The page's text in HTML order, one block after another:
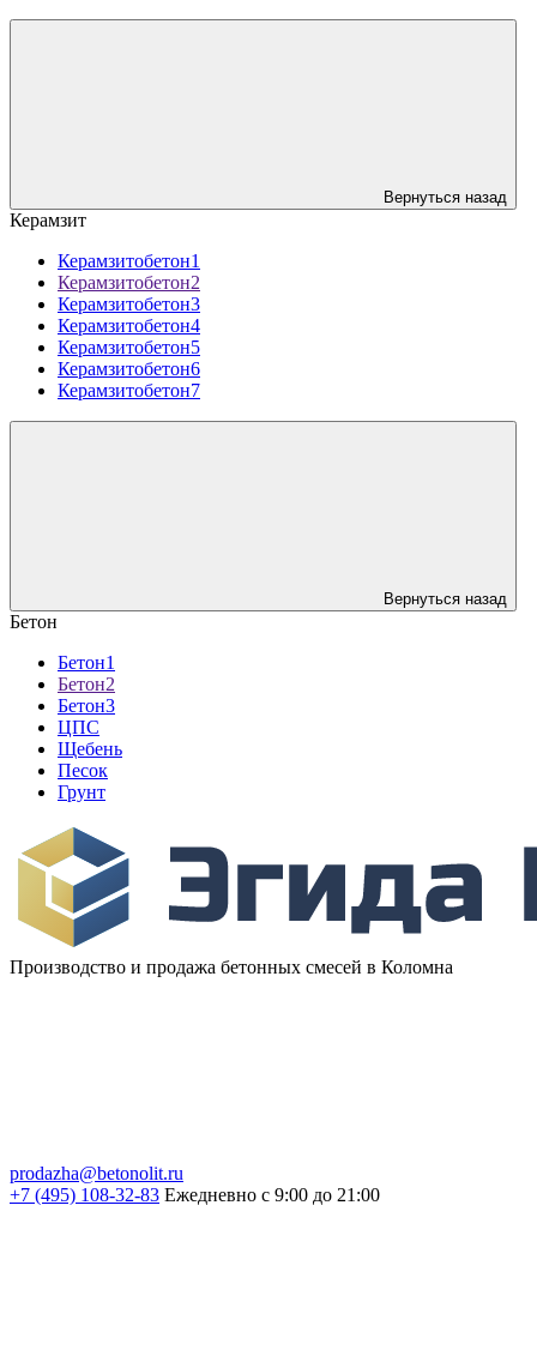
Вернуться назад
Керамзит
Керамзитобетон1
Керамзитобетон2
Керамзитобетон3
Керамзитобетон4
Керамзитобетон5
Керамзитобетон6
Керамзитобетон7
Вернуться назад
Бетон
Бетон1
Бетон2
Бетон3
ЦПС
Щебень
Песок
Грунт
Производство и продажа бетонных смесей в Коломна
prodazha@betonolit.ru
+7 (495) 108-32-83 Ежедневно с 9:00 до 21:00